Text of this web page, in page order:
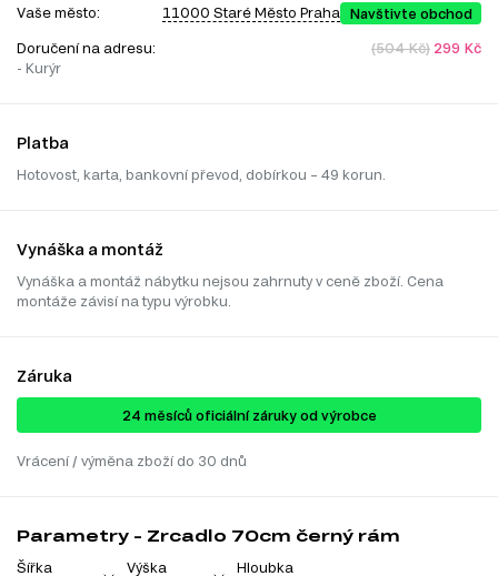
Vaše město: 11000 Staré Město Praha Navštivte obchod
Doručení na adresu:
- Kurýr
(504 Kč) 299 Kč
Platba
Hotovost, karta, bankovní převod, dobírkou – 49 korun.
Vynáška a montáž
Vynáška a montáž nábytku nejsou zahrnuty v ceně zboží. Cena
montáže závisí na typu výrobku.
Záruka
24 ​​​​měsíců oficiální záruky od výrobce
Vrácení / výměna zboží do 30 dnů
Parametry - Zrcadlo 70cm černý rám
Šířka Výška Hloubka